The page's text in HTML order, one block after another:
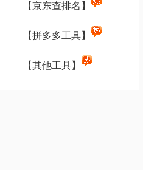
【京东查排名】
【拼多多工具】
【其他工具】